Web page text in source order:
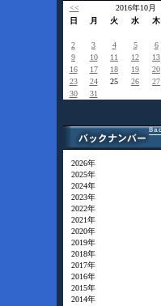
<< 2016年10月
日
月 火 水 木
2
3 4 5 6
9
10 11 12 13
16
17 18 19 20
23
24 25 26 27
30
31
2026年
2025年
2024年
2023年
2022年
2021年
2020年
2019年
2018年
2017年
2016年
2015年
2014年